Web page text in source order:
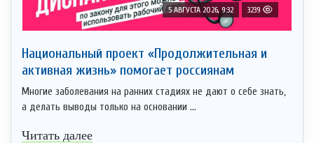
5 АВГУСТА 2026, 9:32 3239
Национальный проект «Продолжительная и
активная жизнь» помогает россиянам
Многие заболевания на ранних стадиях не дают о себе знать,
а делать выводы только на основании ...
Читать далее